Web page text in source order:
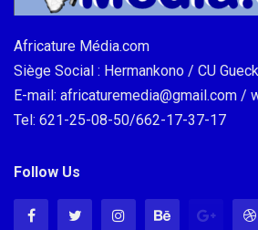
Africature Média.com
Siège Social : Hermankono / CU
E-mail: africaturemedia@gmail.com /
Tel: 621-25-08-50/662-17-37-17
Follow Us